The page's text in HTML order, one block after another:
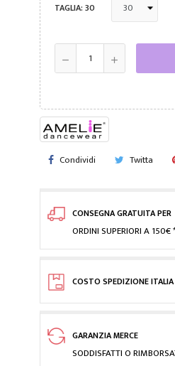
TAGLIA: 30
Condividi Twitta
CONSEGNA GRATUITA PER
ORDINI SUPERIORI A 150€
COSTO SPEDIZIONE
GARANZIA MERCE
SODDISFATTI O